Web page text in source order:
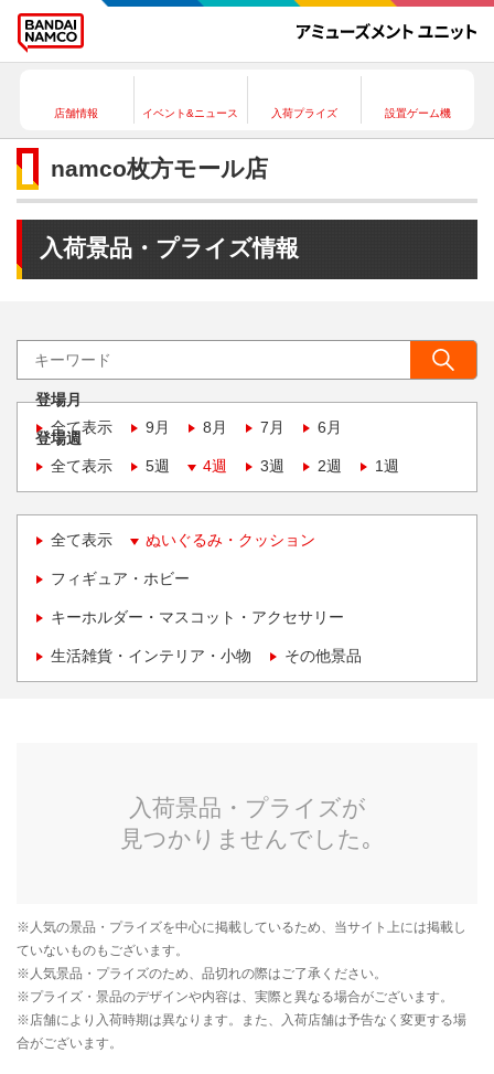
店舗情報 イベント&ニュース 入荷プライズ 設置ゲーム機
namco枚方モール店
入荷景品・プライズ情報
登場月
全て表示
9月 8月 7月 6月
登場週
全て表示
5週 4週 3週 2週 1週
全て表示 ぬいぐるみ・クッション
フィギュア・ホビー
キーホルダー・マスコット・アクセサリー
生活雑貨・インテリア・小物 その他景品